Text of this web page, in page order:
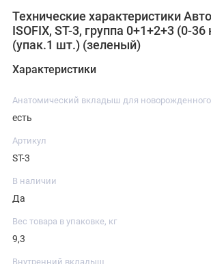
Технические характеристики
ISOFIX, ST-3, группа 0+1+2+3 (0-36
(упак.1 шт.) (зеленый)
Характеристики
Анатомический вкладыш для новорожденного
есть
Артикул
ST-3
В наличии
Да
Вес товара в упаковке, кг
9,3
Внутренний вкладыш